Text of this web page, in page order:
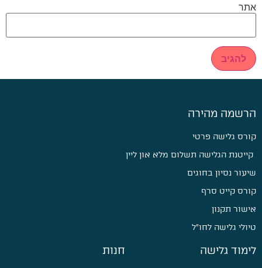
אתר
הרשמה מהירה
קורס גלישה פרטי
קייטנת הגלישה תשלום מלא און ליין
שיעור נסיון בחוגים
קורס קייט סרף
אישור תקנון
טיולי גלישה לחו״ל
לימוד גלישה חנות